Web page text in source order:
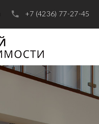
+7 (4236) 77-27-45